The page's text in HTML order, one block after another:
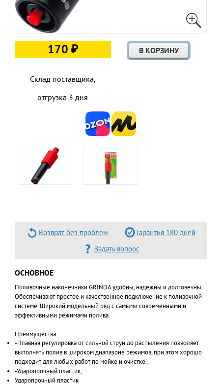
170 ₽
Склад поставщика,
отгрузка 3 дня
Возврат без проблем
Гарантия 180 дней
Задать вопрос
ОСНОВНОЕ
Поливочные наконечники GRINDA удобны, надёжны и долговечны.
Обеспечивают простое и качественное подключение к поливочной
системе. Широкий модельный ряд с самыми современными и
эффективными режимами полива.
Преимущества
-Плавная регулировка от сильной струи до распыления позволяет
выполнять полив в широком диапазоне режимов, при этом хорошо
подходит для любых работ по мойке и очистке.,
-Ударопрочный пластик,
Ударопрочный пластик